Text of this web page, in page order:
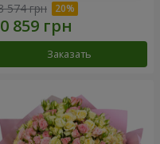
574 грн
Заказать